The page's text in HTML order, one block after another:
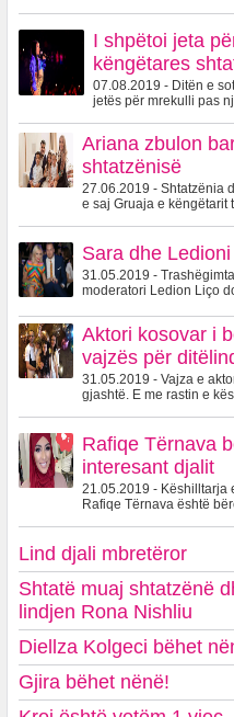
I shpëtoi jeta
këngëtares
07.08.2019 - Ditën e
jetës për mrekulli pas
Ariana zbulon
shtatzënisë
27.06.2019 - Shtatzënia
e saj Gruaja e këngëtarit
Sara dhe
31.05.2019 -
moderatori Ledion Liço
Aktori kosovar i
vajzës për
31.05.2019 - Vajza e
gjashtë. E me rastin e
Rafiqe Tërnava
interesant djalit
21.05.2019 - Këshilltarja
Rafiqe Tërnava është
Lind djali mbretëror
Shtatë muaj shtatzënë
lindjen Rona Nishliu
Diellza Kolgeci bëhet
Gjira bëhet nënë!